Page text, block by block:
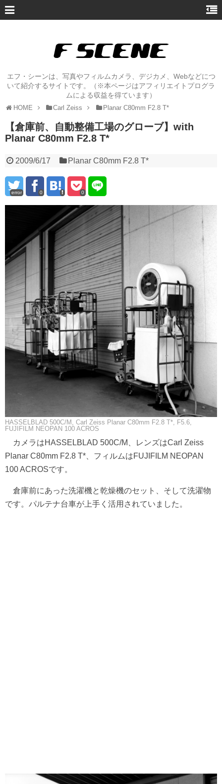
エフ・シーンは、写真やフィルムカメラ、デジカメ、Webなどにつ
いて紹介するサイトです。（※本ページはアフィリエイトプログラ
ムによる収益を得ています）
HOME Carl Zeiss Planar C80mm F2.8 T*
【倉庫前、自動整備工場のグローブ】with
Planar C80mm F2.8 T*
2009/6/17 Planar C80mm F2.8 T*
error 0 0
HASSELBLAD 500C/M, Carl Zeiss Planar C80mm F2.8 T*, F5.6,
FUJIFILM NEOPAN 100 ACROS
カメラはHASSELBLAD 500C/M、レンズはCarl Zeiss
Planar C80mm F2.8 T*、フィルムはFUJIFILM NEOPAN
100 ACROSです。
倉庫前にあった洗濯機と乾燥機のセット、そして洗濯物
です。パルテナ台車が上手く活用されていました。